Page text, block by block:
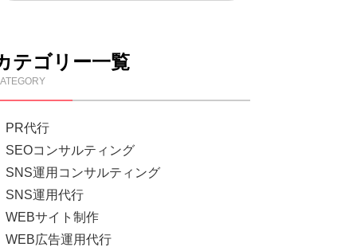
テゴリー一覧
PR代行
SEOコンサルティング
SNS運用コンサルティング
SNS運用代行
WEBサイト制作
WEB広告運用代行